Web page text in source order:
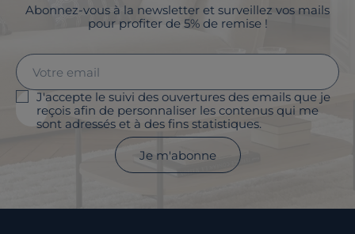
Abonnez-vous à la newsletter et surveillez vos mails
pour profiter de 5% de remise !
J'accepte le suivi des ouvertures des emails que je
reçois afin de personnaliser les contenus qui me
sont adressés et à des fins statistiques.
Je m'abonne